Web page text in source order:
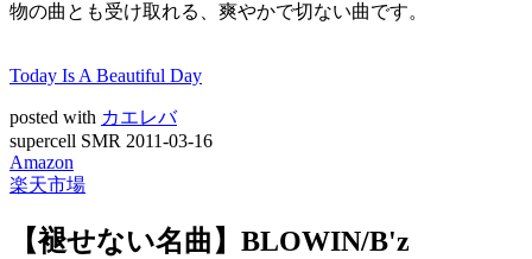
物の曲とも受け取れる、爽やかで切ない曲です。
Today Is A Beautiful Day
posted with カエレバ
supercell SMR 2011-03-16
Amazon
楽天市場
【褪せない名曲】BLOWIN/B'z